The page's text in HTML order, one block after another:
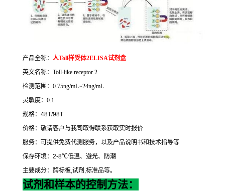
产品全称： 人Toll样受体2ELISA试剂盒
英文名称： Toll-like receptor 2
检测范围： 0.75ng/mL~24ng/mL
灵敏度： 0.1
规格： 48T/98T
价格：敬请客户与我司取得联系获取实时报价
服务：可提供免费代测服务，以及产品说明书和技术指导等
保存环境： 2-8℃低温、避光、防潮
主要成分：酶标板,试剂 ,标准品等。
试剂和样本的控制方法：